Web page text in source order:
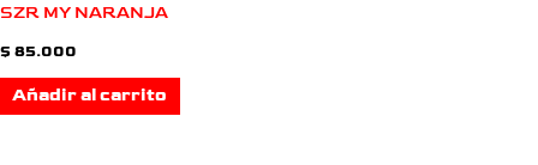
SZR MY NARANJA
$ 85.000
Añadir al carrito